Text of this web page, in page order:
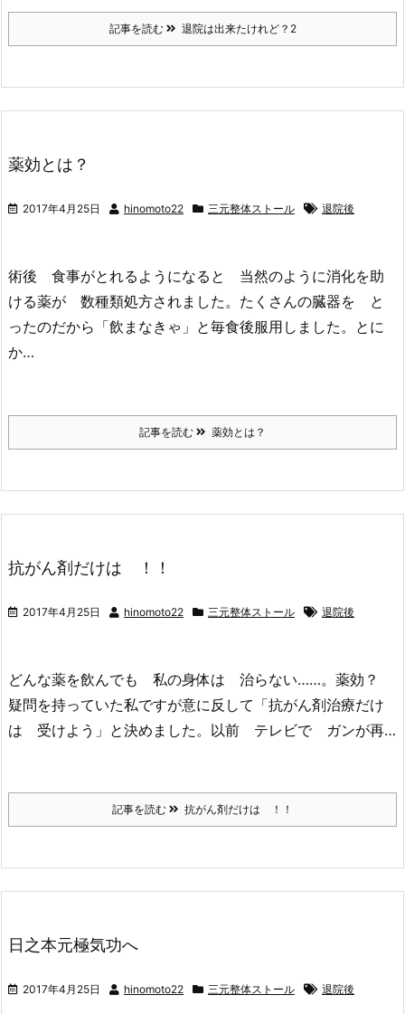
記事を読む 退院は出来たけれど？2
薬効とは？
2017年4月25日 hinomoto22 三元整体ストール 退院後
術後 食事がとれるようになると 当然のように消化を助
ける薬が 数種類処方されました。たくさんの臓器を と
ったのだから「飲まなきゃ」と毎食後服用しました。とに
か…
記事を読む 薬効とは？
抗がん剤だけは ！！
2017年4月25日 hinomoto22 三元整体ストール 退院後
どんな薬を飲んでも 私の身体は 治らない……。薬効？
疑問を持っていた私ですが意に反して「抗がん剤治療だけ
は 受けよう」と決めました。以前 テレビで ガンが再…
記事を読む 抗がん剤だけは ！！
日之本元極気功へ
2017年4月25日 hinomoto22 三元整体ストール 退院後